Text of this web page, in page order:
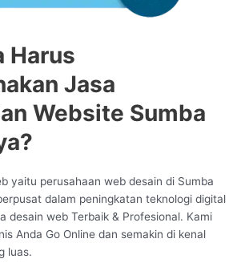
Harus
Jasa
Website Sumba
yaitu perusahaan web desain di Sumba
dalam peningkatan teknologi digital
desain web Terbaik & Profesional. Kami
Anda Go Online dan semakin di kenal
luas.
CS Lenteraweb
Online